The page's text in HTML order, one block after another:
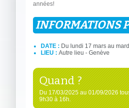
années!
INFORMATIONS
DATE : Du lundi 17 mars au
LIEU : Autre lieu - Genève
Quand ?
Du 17/03/2025 au 01/09/2026
9h30 à 16h.